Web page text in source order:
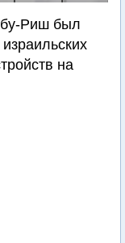
Риш был
на